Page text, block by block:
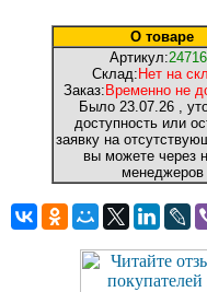
О товаре
Артикул:
Склад: Нет на
Заказ: Временно не
Было 23.07.26 ,
доступность или
заявку на
вы можете через
менеджеров